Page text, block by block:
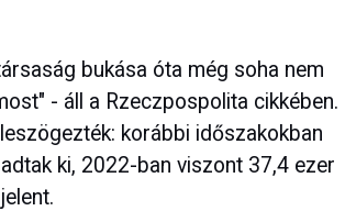
bukása óta még soha nem
- áll a Rzeczpospolita cikkében.
korábbi időszakokban
ki, 2022-ban viszont 37,4 ezer